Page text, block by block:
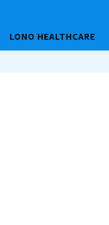
LONO HEALTHCARE